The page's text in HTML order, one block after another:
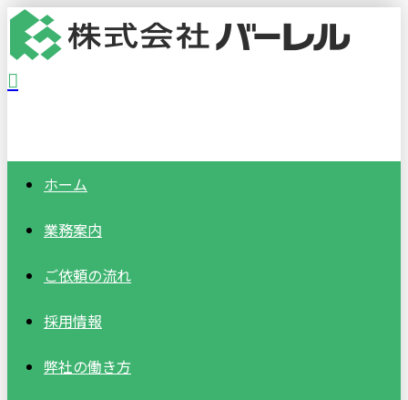
ホーム
業務案内
ご依頼の流れ
採用情報
弊社の働き方